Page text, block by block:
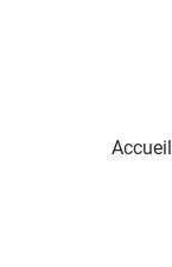
Accueil